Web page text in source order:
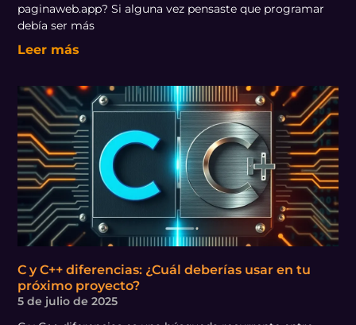
paginaweb.app? Si alguna vez pensaste que programar
debía ser más
Leer más
C y C++ diferencias: ¿Cuál deberías usar en tu
próximo proyecto?
5 de julio de 2025